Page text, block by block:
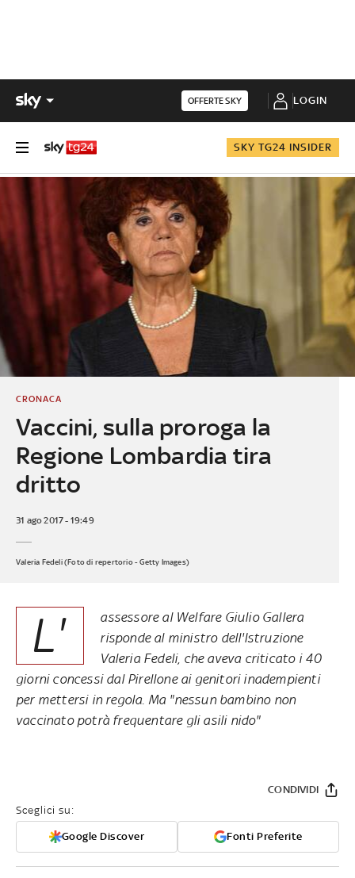
OFFERTE SKY LOGIN
SKY TG24 INSIDER
Vaccini, sulla proroga la
Regione Lombardia tira
dritto
CRONACA
31 ago 2017 - 19:49
Valeria Fedeli (Foto di repertorio - Getty Images)
L'
assessore al Welfare Giulio Gallera
risponde al ministro dell'Istruzione
Valeria Fedeli, che aveva criticato i 40
giorni concessi dal Pirellone ai genitori inadempienti
per mettersi in regola. Ma "nessun bambino non
vaccinato potrà frequentare gli asili nido"
Sceglici su:
Google Discover Fonti Preferite
CONDIVIDI